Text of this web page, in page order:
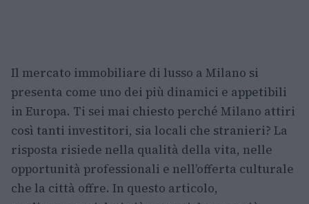
Il mercato immobiliare di lusso a Milano si
presenta come uno dei più dinamici e appetibili
in Europa. Ti sei mai chiesto perché Milano attiri
così tanti investitori, sia locali che stranieri? La
risposta risiede nella qualità della vita, nelle
opportunità professionali e nell’offerta culturale
che la città offre. In questo articolo,